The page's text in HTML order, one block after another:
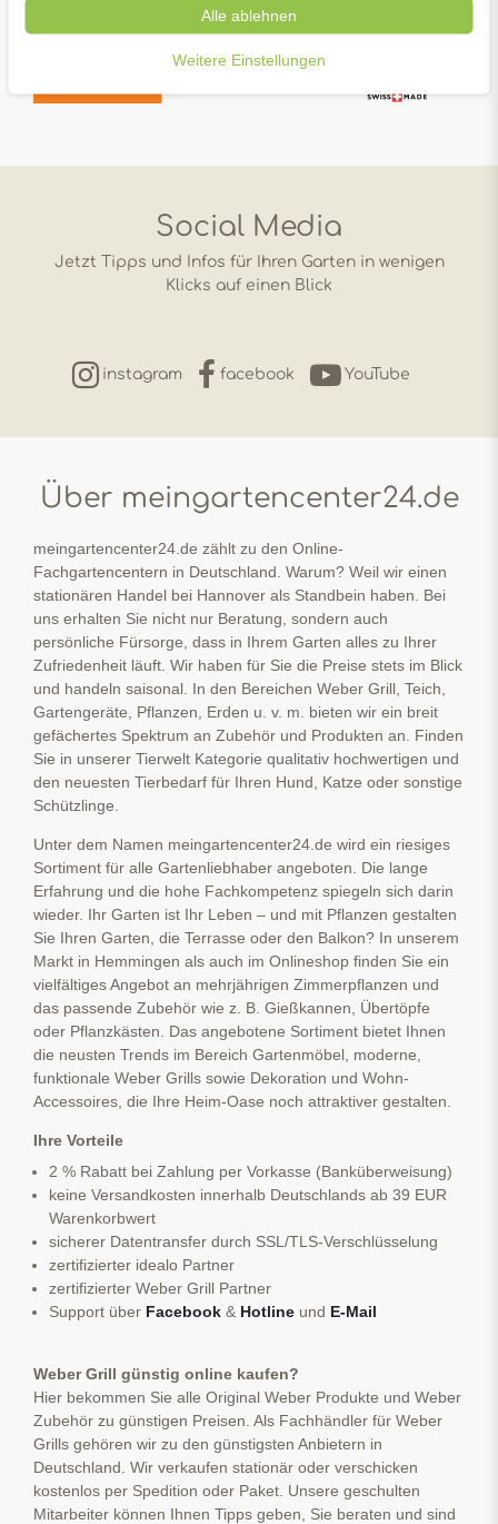
Social Media
Jetzt Tipps und Infos für Ihren Garten in wenigen
Klicks auf einen Blick
instagram facebook YouTube
Über meingartencenter24.de
meingartencenter24.de zählt zu den Online-
Fachgartencentern in Deutschland. Warum? Weil wir einen
stationären Handel bei Hannover als Standbein haben. Bei
uns erhalten Sie nicht nur Beratung, sondern auch
persönliche Fürsorge, dass in Ihrem Garten alles zu Ihrer
Zufriedenheit läuft. Wir haben für Sie die Preise stets im Blick
und handeln saisonal. In den Bereichen Weber Grill, Teich,
Gartengeräte, Pflanzen, Erden u. v. m. bieten wir ein breit
gefächertes Spektrum an Zubehör und Produkten an. Finden
Sie in unserer Tierwelt Kategorie qualitativ hochwertigen und
den neuesten Tierbedarf für Ihren Hund, Katze oder sonstige
Schützlinge.
Unter dem Namen meingartencenter24.de wird ein riesiges
Sortiment für alle Gartenliebhaber angeboten. Die lange
Erfahrung und die hohe Fachkompetenz spiegeln sich darin
wieder. Ihr Garten ist Ihr Leben – und mit Pflanzen gestalten
Sie Ihren Garten, die Terrasse oder den Balkon? In unserem
Markt in Hemmingen als auch im Onlineshop finden Sie ein
vielfältiges Angebot an mehrjährigen Zimmerpflanzen und
das passende Zubehör wie z. B. Gießkannen, Übertöpfe
oder Pflanzkästen. Das angebotene Sortiment bietet Ihnen
die neusten Trends im Bereich Gartenmöbel, moderne,
funktionale Weber Grills sowie Dekoration und Wohn-
Accessoires, die Ihre Heim-Oase noch attraktiver gestalten.
Ihre Vorteile
2 % Rabatt bei Zahlung per Vorkasse (Banküberweisung)
keine Versandkosten innerhalb Deutschlands ab 39 EUR
Warenkorbwert
sicherer Datentransfer durch SSL/TLS-Verschlüsselung
zertifizierter idealo Partner
zertifizierter Weber Grill Partner
Support über Facebook & Hotline und E-Mail
Weber Grill günstig online kaufen?
Hier bekommen Sie alle Original Weber Produkte und Weber
Zubehör zu günstigen Preisen. Als Fachhändler für Weber
Grills gehören wir zu den günstigsten Anbietern in
Deutschland. Wir verkaufen stationär oder verschicken
kostenlos per Spedition oder Paket. Unsere geschulten
Mitarbeiter können Ihnen Tipps geben, Sie beraten und sind
Alle ablehnen
Weitere Einstellungen